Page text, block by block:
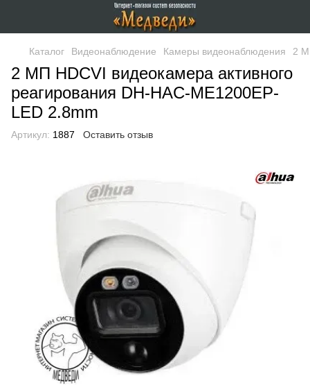
Каталог Видеонаблюдение Камеры видеонаблюдения 2
2 МП HDCVI видеокамера активного
реагирования DH-HAC-ME1200EP-
LED 2.8mm
Артикул: 1887 Оставить отзыв